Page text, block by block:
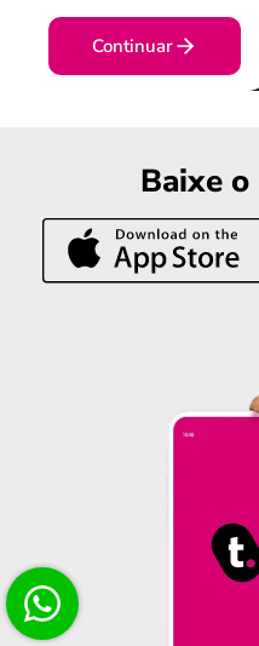
Continuar
Baixe